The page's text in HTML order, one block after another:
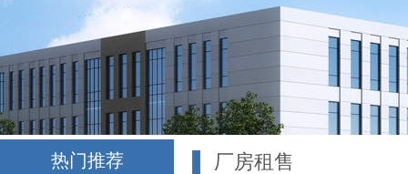
热门推荐 厂房租售